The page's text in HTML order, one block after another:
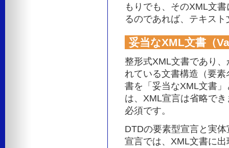
もりでも、そのXML文
るのであれば、テキス
妥当なXML文書（
整形式XML文書であり
れている文書構造（要
書を「妥当なXML文書
は、XML宣言は省略で
必須です。
DTDの要素型宣言と実
宣言では、XML文書に